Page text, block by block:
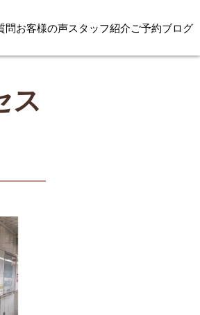
問お客様の声スタッフ紹介ご予約ブログ
ス